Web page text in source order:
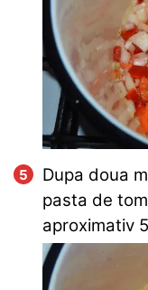
Dupa doua
pasta de
aproximativ